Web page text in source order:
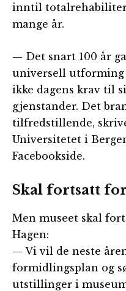
inntil
mange år.
— Det snart 100 år
universell
ikke dagens krav til
gjenstander. Det
tilfredstillende,
Universitetet i
Facebookside.
Skal fortsatt
Men museet skal
Hagen:
— Vi vil de neste
formidlingsplan og
utstillinger i